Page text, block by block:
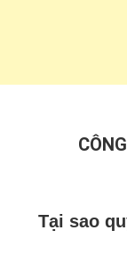
Tại sao